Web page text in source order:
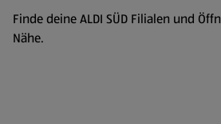
Finde deine ALDI SÜD Filialen und
Nähe.